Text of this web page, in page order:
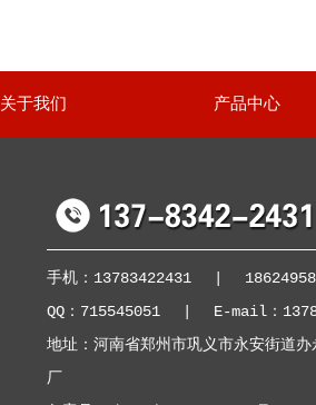
关于我们 产品中心
手机：13783422431
QQ：715545051
E-mail：
地址：河南省郑州市巩义市永安街
厂